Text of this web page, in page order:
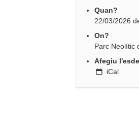
Quan?
22/03/2026
On?
Parc Neolític
Afegiu
iCal